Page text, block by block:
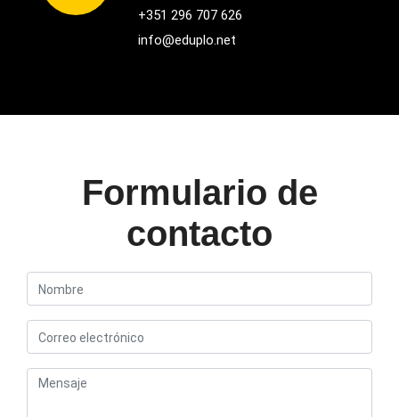
+351 296 707 626
info@eduplo.net
Formulario de
contacto